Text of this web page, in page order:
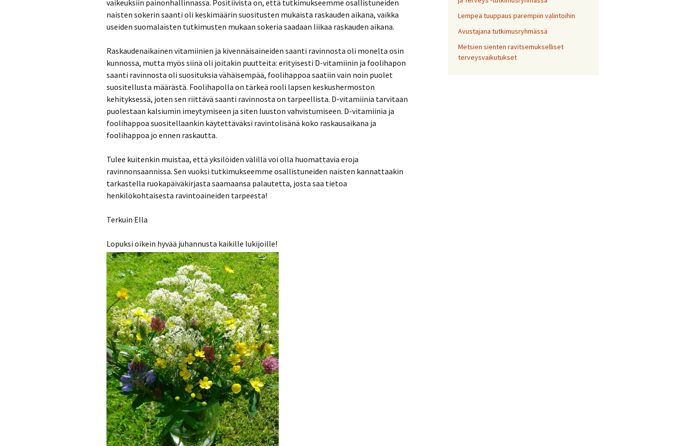
vaikeuksiin painonhallinnassa. Positiivista on, että tutkimukseemme osallistuneiden
naisten sokerin saanti oli keskimäärin suositusten mukaista raskauden aikana, vaikka
useiden suomalaisten tutkimusten mukaan sokeria saadaan liikaa raskauden aikana.
Raskaudenaikainen vitamiinien ja kivennäisaineiden saanti ravinnosta oli monelta osin
kunnossa, mutta myös siinä oli joitakin puutteita: erityisesti D-vitamiinin ja foolihapon
saanti ravinnosta oli suosituksia vähäisempää, foolihappoa saatiin vain noin puolet
suositellusta määrästä. Foolihapolla on tärkeä rooli lapsen keskushermoston
kehityksessä, joten sen riittävä saanti ravinnosta on tarpeellista. D-vitamiinia tarvitaan
puolestaan kalsiumin imeytymiseen ja siten luuston vahvistumiseen. D-vitamiinia ja
foolihappoa suositellaankin käytettäväksi ravintolisänä koko raskausaikana ja
foolihappoa jo ennen raskautta.
Tulee kuitenkin muistaa, että yksilöiden välillä voi olla huomattavia eroja
ravinnonsaannissa. Sen vuoksi tutkimukseemme osallistuneiden naisten kannattaakin
tarkastella ruokapäiväkirjasta saamaansa palautetta, josta saa tietoa
henkilökohtaisesta ravintoaineiden tarpeesta!
Terkuin Ella
Lopuksi oikein hyvää juhannusta kaikille lukijoille!
Lempeä tuuppaus parempiin valintoihin
Avustajana tutkimusryhmässä
Metsien sienten ravitsemukselliset
terveysvaikutukset